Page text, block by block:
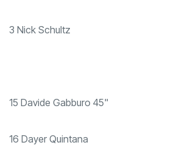
3 Nick Schultz
15 Davide Gabburo 45"
16 Dayer Quintana